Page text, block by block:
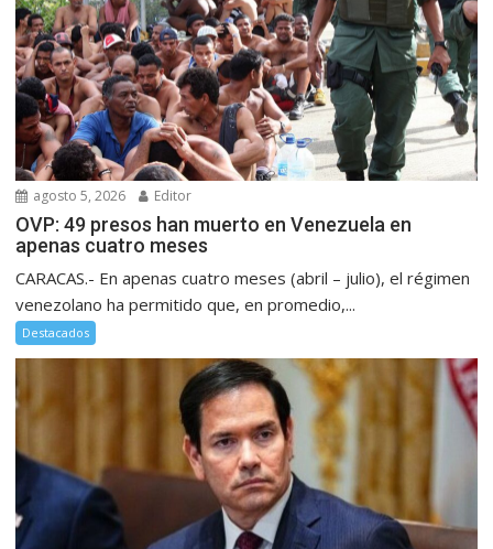
agosto 5, 2026 Editor
OVP: 49 presos han muerto en Venezuela en
apenas cuatro meses
CARACAS.- En apenas cuatro meses (abril – julio), el régimen
venezolano ha permitido que, en promedio,...
Destacados